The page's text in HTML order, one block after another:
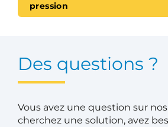
pression
Des questions ?
Vous avez une question sur
cherchez une solution, avez